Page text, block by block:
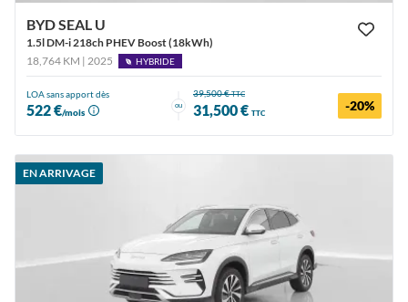
BYD SEAL U
1.5l DM-i 218ch PHEV Boost (18kWh)
18,764 KM | 2025
HYBRIDE
LOA sans apport dès
522 €/mois
ou
39,500 €TTC
31,500 € TTC -20%
EN ARRIVAGE